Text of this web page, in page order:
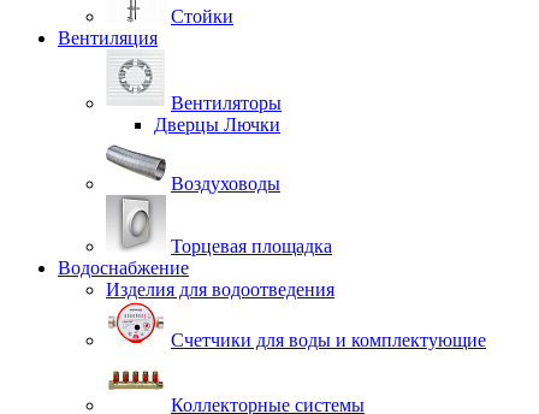
Стойки
Вентиляция
Вентиляторы
Дверцы Лючки
Воздуховоды
Торцевая площадка
Водоснабжение
Изделия для водоотведения
Счетчики для воды и комплектующие
Коллекторные системы